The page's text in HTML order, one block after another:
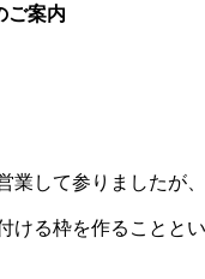
ご案内
して参りましたが
ける枠を作ることとい